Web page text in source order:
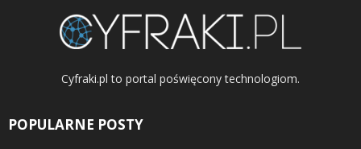
Cyfraki.pl to portal poświęcony technologiom.
POPULARNE POSTY